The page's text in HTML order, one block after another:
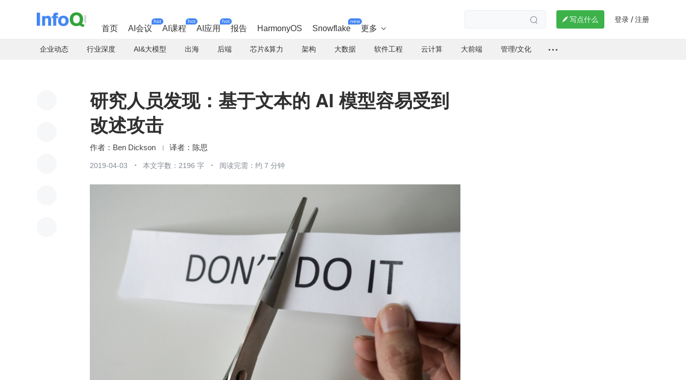
首页 AI会议
hot
AI课程
hot
AI应用
hot
报告 HarmonyOS Snowflake
new
更多 
  写点什么 登录 / 注册
企业动态 行业深度 AI&大模型 出海 后端 芯片&算力 架构 大数据 软件工程 云计算 大前端 管理/文化
研究人员发现：基于文本的 AI 模型容易受到
改述攻击
Ben Dickson 陈思
2019-04-03 本文字数：2196 字 阅读完需：约 7 分钟